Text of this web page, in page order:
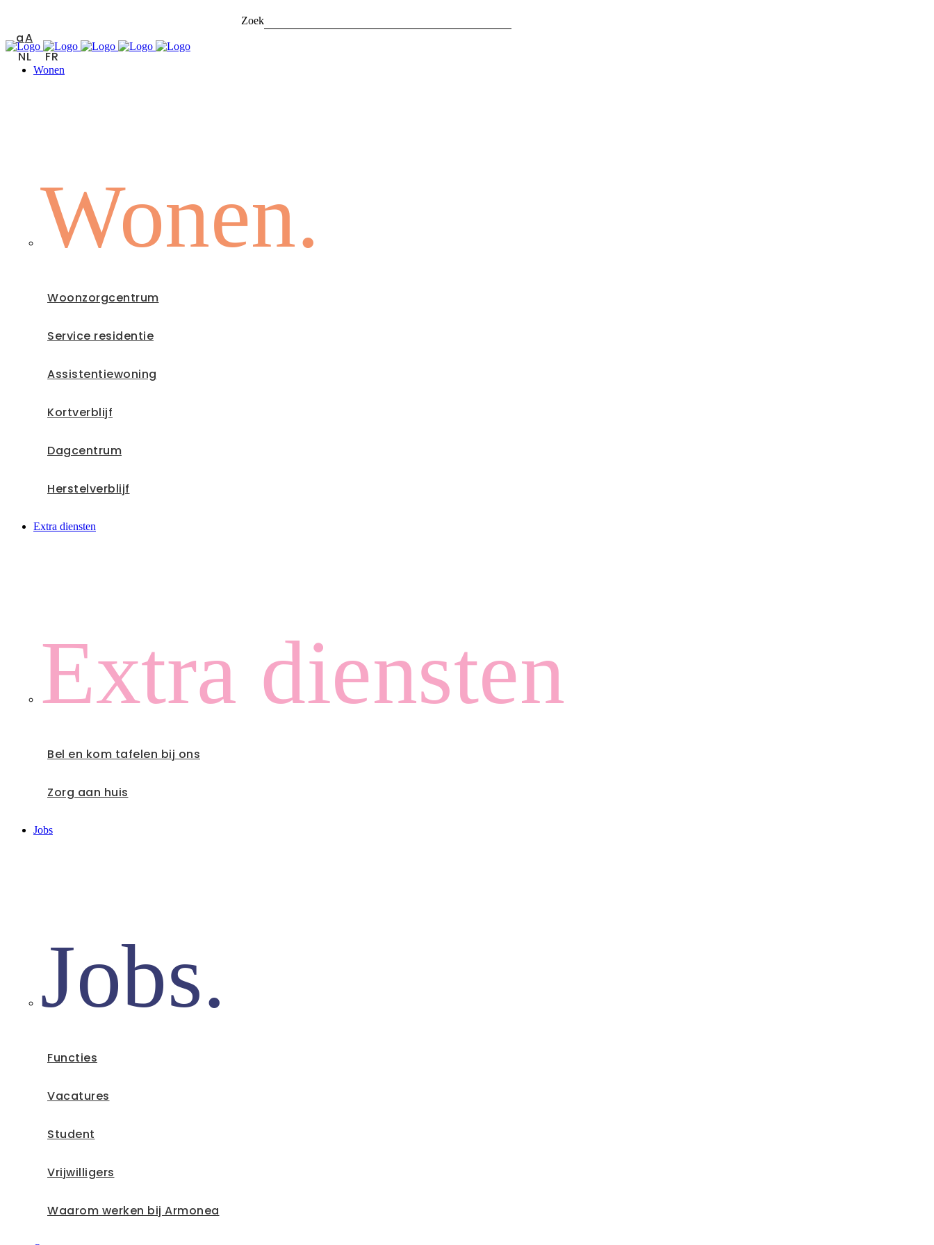
Zoek naar:
aA
NL
FR
Wonen
Wonen.
Woonzorgcentrum
Service residentie
Assistentiewoning
Kortverblijf
Dagcentrum
Herstelverblijf
Extra diensten
Extra diensten
Bel en kom tafelen bij ons
Zorg aan huis
Jobs
Jobs.
Functies
Vacatures
Student
Vrijwilligers
Waarom werken bij Armonea